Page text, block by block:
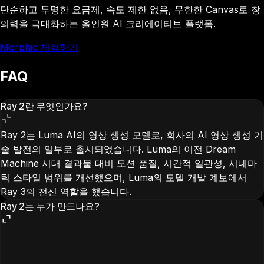
단순하고 투명한 요금제, 속도 제한 없음, 무한한 Canvas로 창
의력을 극대화하는 올인원 AI 크리에이티브 플랫폼.
Morphic 체험하기
FAQ
Ray 2란 무엇인가요?
Ray 2는 Luma AI의 영상 생성 모델로, 회사의 AI 영상 생성 기
술 발전의 일부로 출시되었습니다. Luma의 이전 Dream
Machine 시대 결과물 대비 모션 품질, 시간적 일관성, 시네마
틱 스타일 범위를 개선했으며, Luma의 모델 개발 계보에서
Ray 3의 전신 역할을 했습니다.
Ray 2는 누가 만드나요?